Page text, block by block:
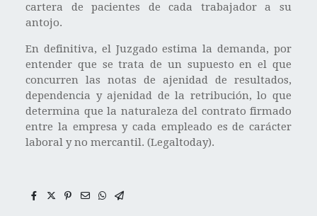
cartera de pacientes de cada trabajador a su
antojo.
En definitiva, el Juzgado estima la demanda, por
entender que se trata de un supuesto en el que
concurren las notas de ajenidad de resultados,
dependencia y ajenidad de la retribución, lo que
determina que la naturaleza del contrato firmado
entre la empresa y cada empleado es de carácter
laboral y no mercantil. (Legaltoday).